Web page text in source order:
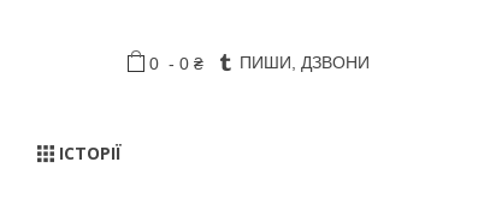
ПИШИ, ДЗВОНИ
0 - 0 ₴
ІСТОРІЇ